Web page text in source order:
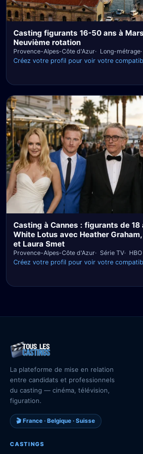
Casting figurants 16-50 ans à
Neuvième rotation
Provence-Alpes-Côte d'Azur Long-métrage
Créez votre profil pour voir votre
Casting à Cannes : figurants de 18
White Lotus avec Heather
et Laura Smet
Provence-Alpes-Côte d'Azur Série TV
Créez votre profil pour voir votre
La plateforme de mise en relation
entre candidats et professionnels
du casting — cinéma, télévision,
figuration.
🎬 France · Belgique · Suisse
CASTINGS